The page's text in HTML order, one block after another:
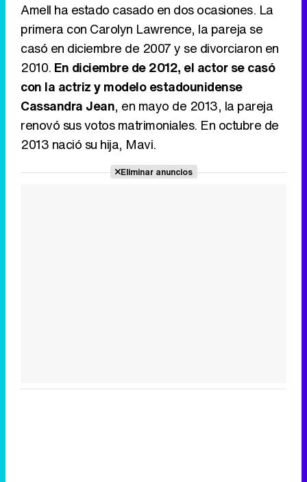
Amell ha estado casado en dos ocasiones. La
primera con Carolyn Lawrence, la pareja se
casó en diciembre de 2007 y se divorciaron en
2010. En diciembre de 2012, el actor se casó
con la actriz y modelo estadounidense
Cassandra Jean, en mayo de 2013, la pareja
renovó sus votos matrimoniales. En octubre de
2013 nació su hija, Mavi.
Eliminar anuncios